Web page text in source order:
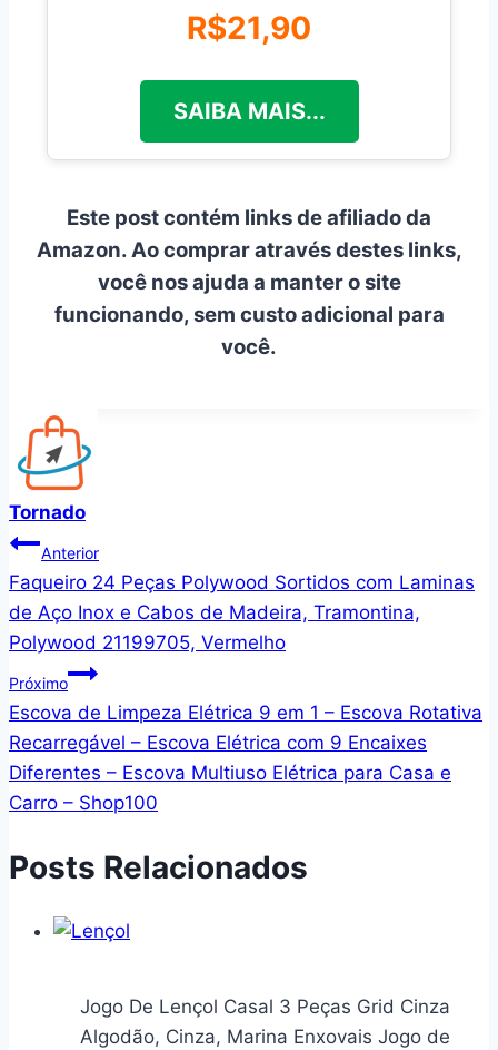
R$21,90
SAIBA MAIS...
Este post contém links de afiliado da
Amazon. Ao comprar através destes links,
você nos ajuda a manter o site
funcionando, sem custo adicional para
você.
Tornado
Navegação
de
Post
Anterior
Faqueiro 24 Peças Polywood Sortidos com Laminas
de Aço Inox e Cabos de Madeira, Tramontina,
Polywood 21199705, Vermelho
Próximo
Escova de Limpeza Elétrica 9 em 1 – Escova Rotativa
Recarregável – Escova Elétrica com 9 Encaixes
Diferentes – Escova Multiuso Elétrica para Casa e
Carro – Shop100
Posts Relacionados
Jogo De Lençol Casal 3 Peças Grid Cinza
Algodão, Cinza, Marina Enxovais Jogo de